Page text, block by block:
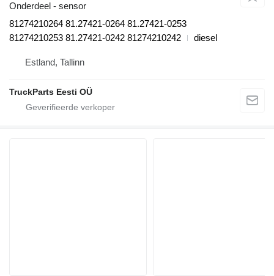
Onderdeel - sensor
81274210264 81.27421-0264 81.27421-0253
81274210253 81.27421-0242 81274210242
diesel
Estland, Tallinn
TruckParts Eesti OÜ